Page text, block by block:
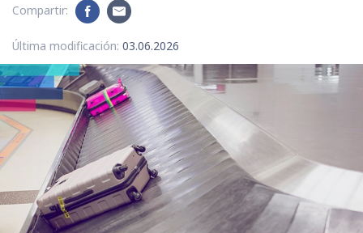
Compartir:
Última modificación: 03.06.2026